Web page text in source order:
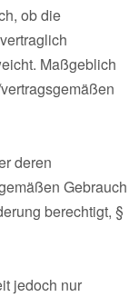
ob die
Maßgeblich
deren
Gebrauch
berechtigt, §
jedoch nur